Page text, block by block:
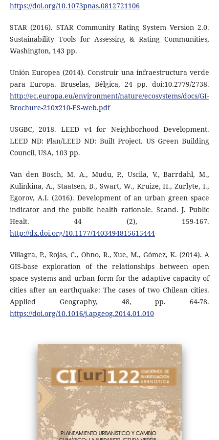
https://doi.org/10.1073pnas.0812721106
STAR (2016). STAR Community Rating System Version 2.0.
Sustainability Tools for Assessing & Rating Communities,
Washington, 143 pp.
Unión Europea (2014). Construir una infraestructura verde
para Europa. Bruselas, Bélgica, 24 pp. doi:10.2779/2738.
http://ec.europa.eu/environment/nature/ecosystems/docs/GI-
Brochure-210x210-ES-web.pdf
USGBC, 2018. LEED v4 for Neighborhood Development.
LEED ND: Plan/LEED ND: Built Project. US Green Building
Council, USA, 103 pp.
Van den Bosch, M. A., Mudu, P., Uscila, V., Barrdahl, M.,
Kulinkina, A., Staatsen, B., Swart, W., Kruize, H., Zurlyte, I.,
Egorov, A.I. (2016). Development of an urban green space
indicator and the public health rationale. Scand. J. Public
Healt. 44 (2), 159-167.
http://dx.doi.org/10.1177/1403494815615444
Villagra, P., Rojas, C., Ohno, R., Xue, M., Gómez, K. (2014). A
GIS-base exploration of the relationships between open
space systems and urban form for the adaptive capacity of
cities after an earthquake: The cases of two Chilean cities.
Applied Geography, 48, pp. 64-78.
https://doi.org/10.1016/j.apgeog.2014.01.010